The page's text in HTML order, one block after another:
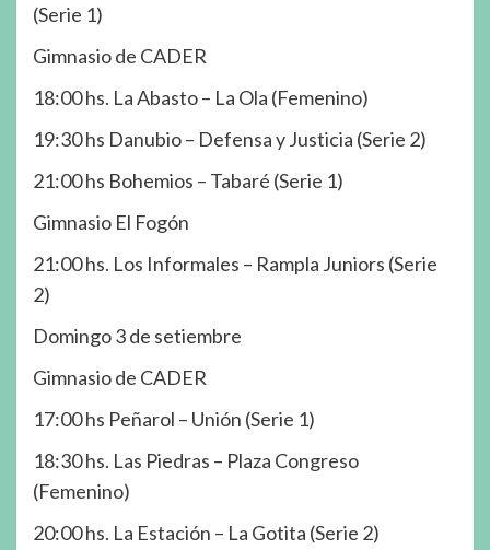
(Serie 1)
Gimnasio de CADER
18:00 hs. La Abasto – La Ola (Femenino)
19:30 hs Danubio – Defensa y Justicia (Serie 2)
21:00 hs Bohemios – Tabaré (Serie 1)
Gimnasio El Fogón
21:00 hs. Los Informales – Rampla Juniors (Serie
2)
Domingo 3 de setiembre
Gimnasio de CADER
17:00 hs Peñarol – Unión (Serie 1)
18:30 hs. Las Piedras – Plaza Congreso
(Femenino)
20:00 hs. La Estación – La Gotita (Serie 2)